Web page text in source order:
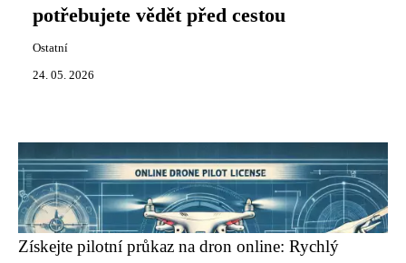
potřebujete vědět před cestou
Ostatní
24. 05. 2026
Získejte pilotní průkaz na dron online: Rychlý